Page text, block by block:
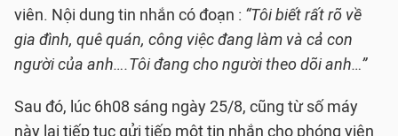
viên. Nội dung tin nhắn có đoạn : “Tôi biết rất rõ về
gia đình, quê quán, công việc đang làm và cả con
người của anh….Tôi đang cho người theo dõi anh…”
Sau đó, lúc 6h08 sáng ngày 25/8, cũng từ số máy
này lại tiếp tục gửi tiếp một tin nhắn cho phóng viên